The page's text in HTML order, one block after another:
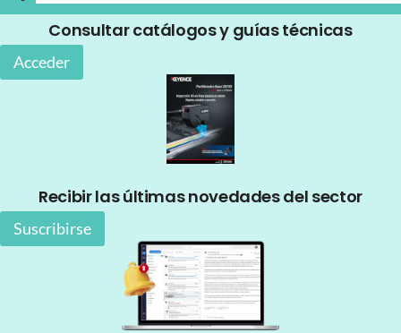
Consultar catálogos y guías técnicas
Acceder
Recibir las últimas novedades del sector
Suscribirse